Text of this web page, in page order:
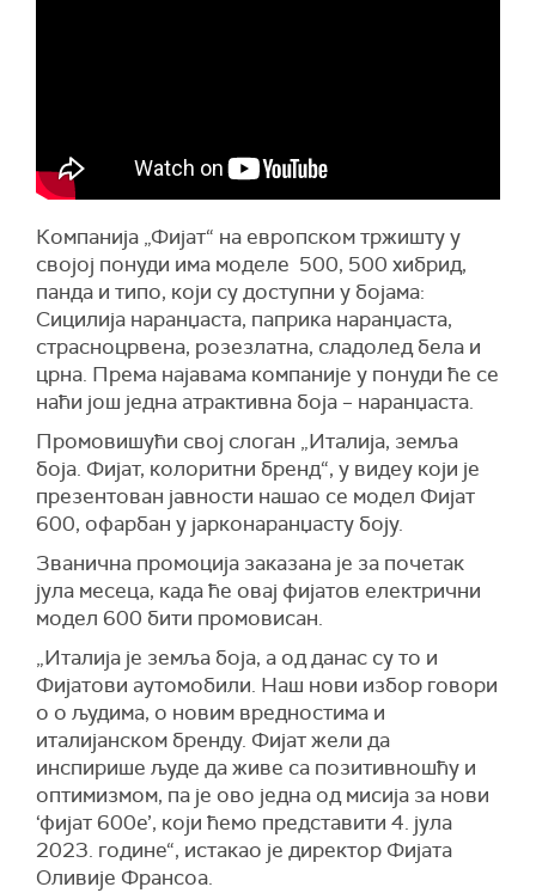
Компанија „Фијат“ на европском тржишту у
својој понуди има моделе 500, 500 хибрид,
панда и типо, који су доступни у бојама:
Сицилија наранџаста, паприка наранџаста,
страсноцрвена, розезлатна, сладолед бела и
црна. Према најавама компаније у понуди ће се
наћи још једна атрактивна боја – наранџаста.
Промовишући свој слоган „Италија, земља
боја. Фијат, колоритни бренд“, у видеу који је
презентован јавности нашао се модел Фијат
600, офарбан у јарконаранџасту боју.
Званична промоција заказана је за почетак
јула месеца, када ће овај фијатов електрични
модел 600 бити промовисан.
„Италија је земља боја, а од данас су то и
Фијатови аутомобили. Наш нови избор говори
о о људима, о новим вредностима и
италијанском бренду. Фијат жели да
инспирише људе да живе са позитивношћу и
оптимизмом, па је ово једна од мисија за нови
‘фијат 600е’, који ћемо представити 4. јула
2023. године“, истакао је директор Фијата
Оливије Франсоа.